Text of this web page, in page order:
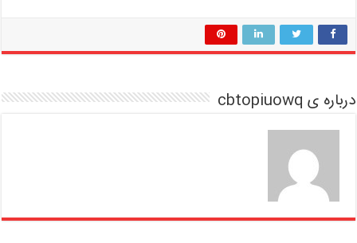
درباره ی cbtopiuowq